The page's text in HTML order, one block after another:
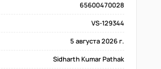
65600470028
VS-129344
5 августа 2026 г.
Sidharth Kumar Pathak